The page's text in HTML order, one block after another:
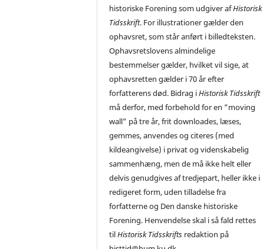
historiske Forening som udgiver afHistorisk
Tidsskrift. For illustrationer gælder den
ophavsret, som står anført i billedteksten.
Ophavsretslovens almindelige
bestemmelser gælder, hvilket vil sige, at
ophavsretten gælder i 70 år efter
forfatterens død. Bidrag iHistorisk Tidsskrift
må derfor, med forbehold for en ”moving
wall” på tre år, frit downloades, læses,
gemmes, anvendes og citeres (med
kildeangivelse) i privat og videnskabelig
sammenhæng, men de må ikke helt eller
delvis genudgives af tredjepart, heller ikke i
redigeret form, uden tilladelse fra
forfatterne og Den danske historiske
Forening. Henvendelse skal i så fald rettes
tilHistorisk Tidsskrifts redaktion på